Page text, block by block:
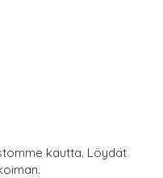
kautta. Löydät